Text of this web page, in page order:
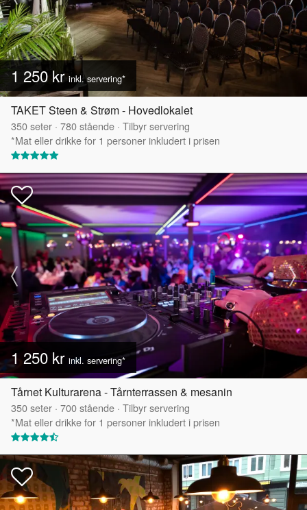
1 250 krinkl. servering*
TAKET Steen & Strøm - Hovedlokalet
350seter · 780stående · Tilbyr servering
*Mat eller drikke for 1 personer inkludert i prisen
1 250 kr inkl. servering*
Tårnet Kulturarena - Tårnterrassen & mesanin
350seter · 700stående · Tilbyr servering
*Mat eller drikke for 1 personer inkludert i prisen